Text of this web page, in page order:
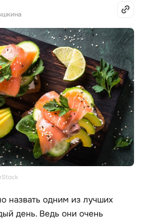
назвать одним из лучших
день. Ведь они очень